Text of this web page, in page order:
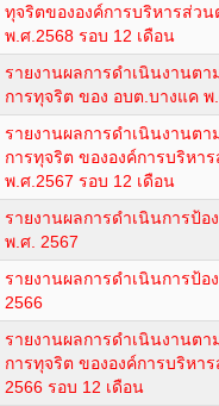
ทุจริตขององค์การบริหารส่ว
พ.ศ.2568 รอบ 12 เดือน
รายงานผลการดำเนินงานต
การทุจริต ของ อบต.บางแค พ
รายงานผลการดำเนินงานต
การทุจริต ขององค์การบริหา
พ.ศ.2567 รอบ 12 เดือน
รายงานผลการดำเนินการป้อ
พ.ศ. 2567
รายงานผลการดำเนินการป้อ
2566
รายงานผลการดำเนินงานต
การทุจริต ขององค์การบริหา
2566 รอบ 12 เดือน